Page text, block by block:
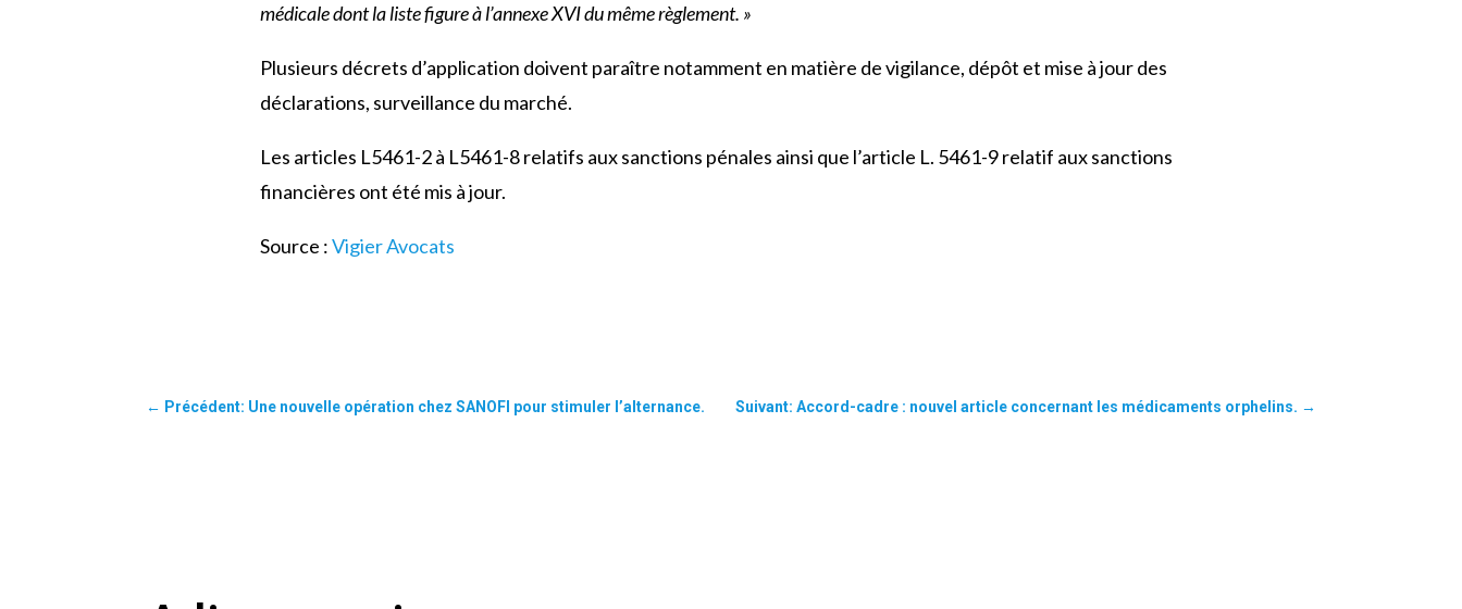
médicale dont la liste figure à l’annexe XVI du même règlement. »
Plusieurs décrets d’application doivent paraître notamment en matière de vigilance, dépôt et mise à jour des
déclarations, surveillance du marché.
Les articles L5461-2 à L5461-8 relatifs aux sanctions pénales ainsi que l’article L. 5461-9 relatif aux sanctions
financières ont été mis à jour.
Source :Vigier Avocats
← Précédent: Une nouvelle opération chez SANOFI pour stimuler l’alternance. Suivant: Accord-cadre : nouvel article concernant les médicaments orphelins. →